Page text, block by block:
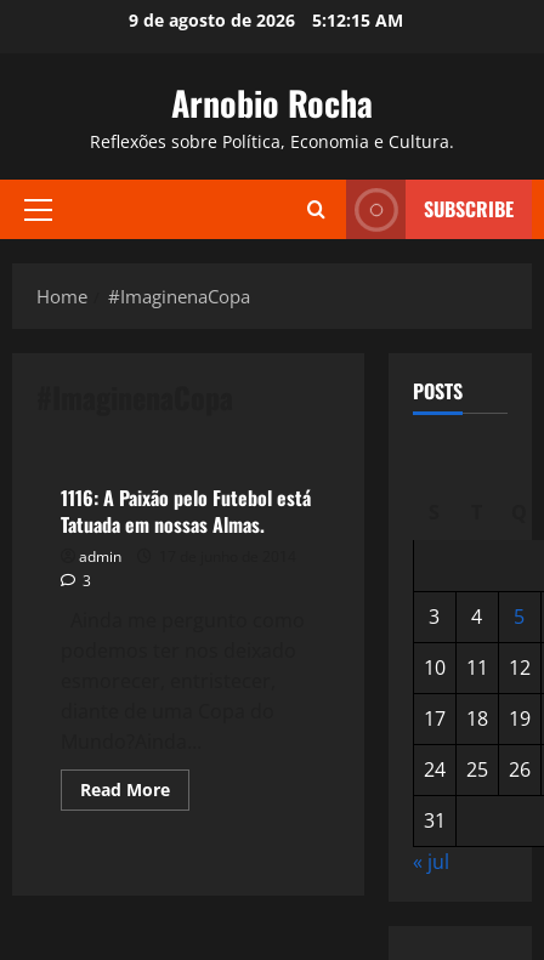
9 de agosto de 2026 5:12:16 AM
Arnobio Rocha
Reflexões sobre Política, Economia e Cultura.
Primary
SUBSCRIBE
Home #ImaginenaCopa
1116: A Paixão pelo Futebol está
Tatuada em nossas Almas.
admin
3
Read MoreRead
more
POSTS
3 4
5
10
11
12
17
18
19
24
25
26
31
« jul